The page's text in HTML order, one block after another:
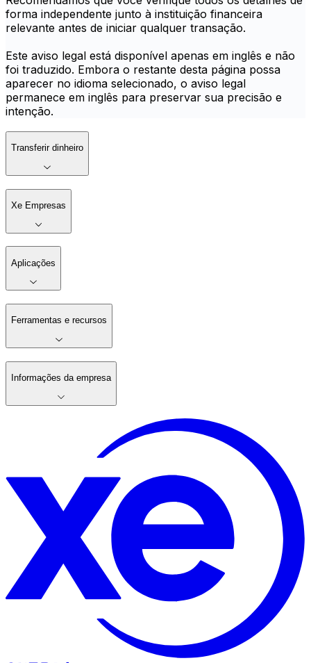
forma independente junto à instituição financeira
relevante antes de iniciar qualquer transação.
Este aviso legal está disponível apenas em inglês e não
foi traduzido. Embora o restante desta página possa
aparecer no idioma selecionado, o aviso legal
permanece em inglês para preservar sua precisão e
intenção.
Transferir dinheiro
Xe Empresas
Aplicações
Ferramentas e recursos
Informações da empresa